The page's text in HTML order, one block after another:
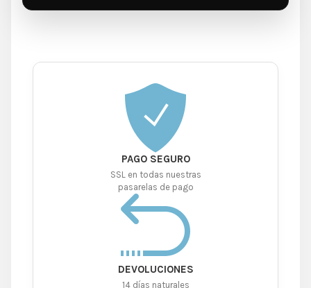
PAGO SEGURO
SSL en todas nuestras
pasarelas de pago
DEVOLUCIONES
14 días naturales